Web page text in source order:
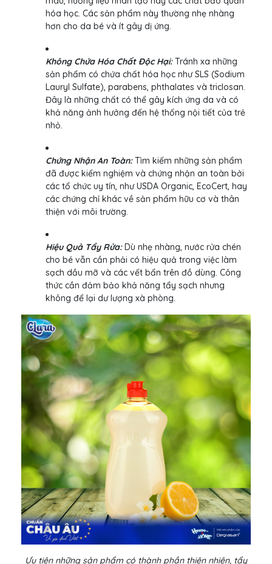
hóa học. Các sản phẩm này thường nhẹ nhàng
hơn cho da bé và ít gây dị ứng.
Không Chứa Hóa Chất Độc Hại:Tránh xa những
sản phẩm có chứa chất hóa học như SLS (Sodium
Lauryl Sulfate), parabens, phthalates và triclosan.
Đây là những chất có thể gây kích ứng da và có
khả năng ảnh hưởng đến hệ thống nội tiết của trẻ
nhỏ.
Chứng Nhận An Toàn:Tìm kiếm những sản phẩm
đã được kiểm nghiệm và chứng nhận an toàn bởi
các tổ chức uy tín, như USDA Organic, EcoCert, hay
các chứng chỉ khác về sản phẩm hữu cơ và thân
thiện với môi trường.
Hiệu Quả Tẩy Rửa:Dù nhẹ nhàng, nước rửa chén
cho bé vẫn cần phải có hiệu quả trong việc làm
sạch dầu mỡ và các vết bẩn trên đồ dùng. Công
thức cần đảm bảo khả năng tẩy sạch nhưng
không để lại dư lượng xà phòng.
Ưu tiên những sản phẩm có thành phần thiên nhiên, tẩy